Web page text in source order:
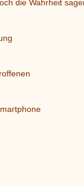
die Wahrheit